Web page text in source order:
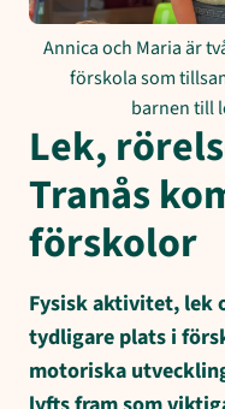
Annica och Maria är
förskola som
barnen till
Lek,
Tranås
förskolor
Fysisk aktivitet, lek
tydligare plats i
motoriska